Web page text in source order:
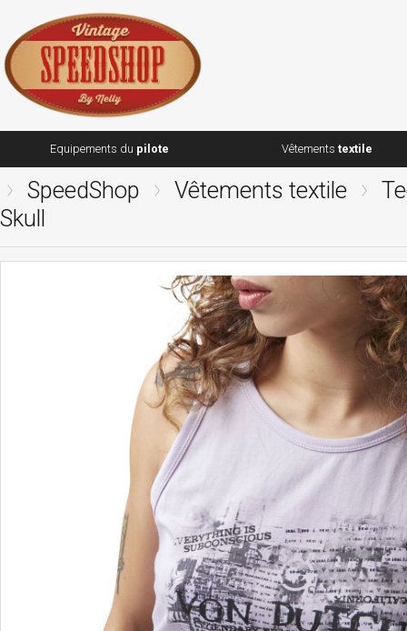
Equipements du pilote Vêtements textile
SpeedShop Vêtements textile
Skull